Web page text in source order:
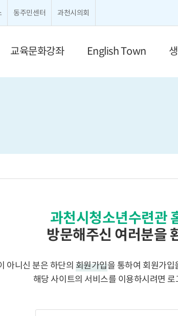
동주민센터 과천시의회
크게보기작게보기
교육문화강좌 English Town
과천시청소년수련관
방문해주신 여러분을
아니신 분은 하단의 회원가입을 통하여 회원가입
해당 사이트의 서비스를 이용하시려면
로그인